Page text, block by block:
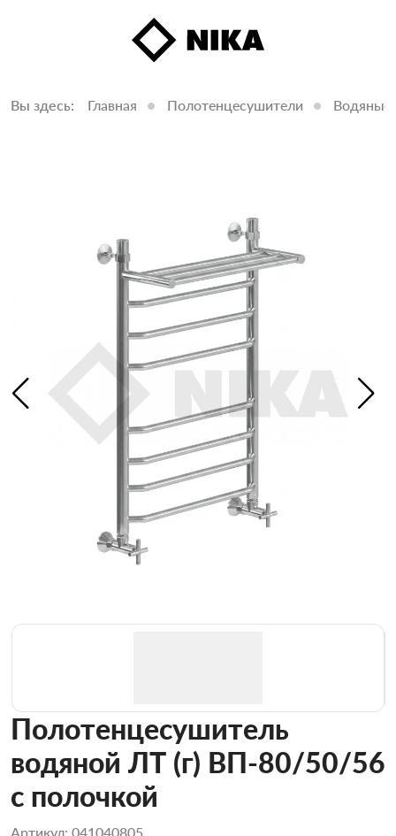
Вы здесь: Главная Полотенцесушители Водяные
Полотенцесушитель
водяной ЛТ (г) ВП-80/50/56
с полочкой
Артикул: 041040805